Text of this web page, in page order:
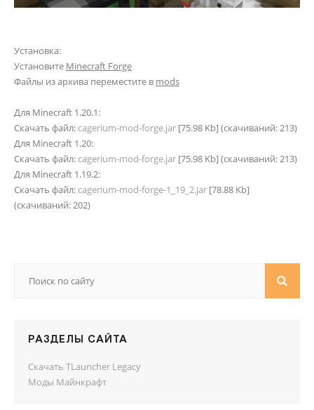
Установка:
Установите Minecraft Forge
Файлы из архива переместите в mods
Для Minecraft 1.20.1:
Скачать файл: cagerium-mod-forge.jar [75.98 Kb] (cкачиваний: 213)
Для Minecraft 1.20:
Скачать файл: cagerium-mod-forge.jar [75.98 Kb] (cкачиваний: 213)
Для Minecraft 1.19.2:
Скачать файл: cagerium-mod-forge-1_19_2.jar
(cкачиваний: 202)
РАЗДЕЛЫ САЙТА
Скачать TLauncher Legacy
Моды Майнкрафт